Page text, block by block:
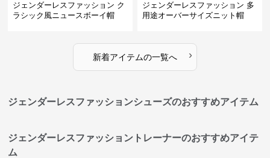
ジェンダーレスファッション ク
ラシック風ニュースボーイ帽
ジェンダーレスファッション 多
用途オーバーサイズニット帽
新着アイテムの一覧へ ›
ジェンダーレスファッションシューズのおすすめアイテム
ジェンダーレスファッショントレーナーのおすすめアイテ
ム